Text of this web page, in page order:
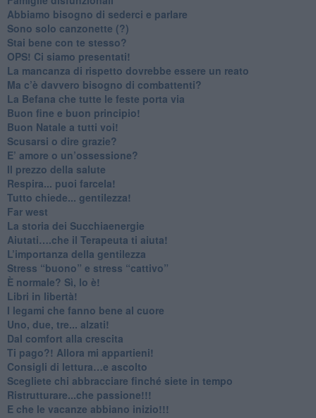
​Abbiamo bisogno di sederci e parlare
Sono solo canzonette (?)
​Stai bene con te stesso?
​OPS! Ci siamo presentati!
​La mancanza di rispetto dovrebbe essere un reato
​Ma c’è davvero bisogno di combattenti?
​La Befana che tutte le feste porta via
Buon fine e buon principio!
​Buon Natale a tutti voi!
​Scusarsi o dire grazie?
​E’ amore o un’ossessione?
​Il prezzo della salute
​Respira... puoi farcela!
​Tutto chiede... gentilezza!
​Far west
​La storia dei Succhiaenergie
​Aiutati….che il Terapeuta ti aiuta!
​L’importanza della gentilezza
​Stress “buono” e stress “cattivo”
​È normale? Sì, lo è!
​Libri in libertà!
​I legami che fanno bene al cuore
Uno, due, tre... alzati!​
​Dal comfort alla crescita
​Ti pago?! Allora mi appartieni!​
​Consigli di lettura…e ascolto
​Scegliete chi abbracciare finché siete in tempo
​Ristrutturare...che passione!!!
​E che le vacanze abbiano inizio!!!